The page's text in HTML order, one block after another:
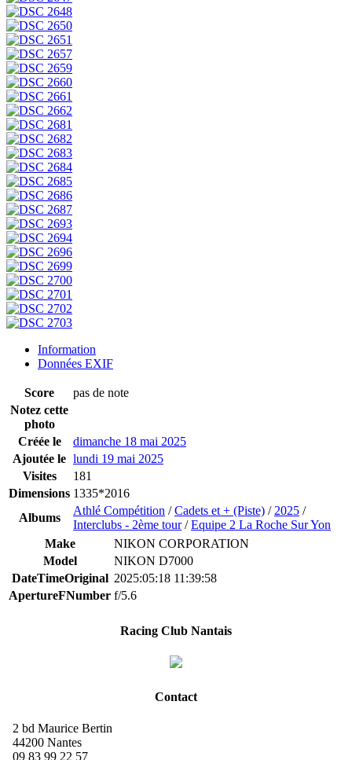
Information
Données EXIF
Score
pas de note
Notez cette
photo
Créée le
dimanche 18 mai 2025
Ajoutée le lundi 19 mai 2025
Visites
181
Dimensions 1335*2016
Albums
Athlé Compétition /Cadets et + (Piste) / 2025 /
Interclubs - 2ème tour/Equipe 2 La Roche Sur Yon
Make
NIKON CORPORATION
Model
NIKON D7000
DateTimeOriginal 2025:05:18 11:39:58
ApertureFNumber f/5.6
Racing Club Nantais
Contact
2 bd Maurice Bertin
44200 Nantes
09 83 99 22 57